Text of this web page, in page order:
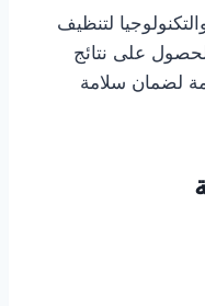
لتنظيف
على نتائج
لضمان سلامة